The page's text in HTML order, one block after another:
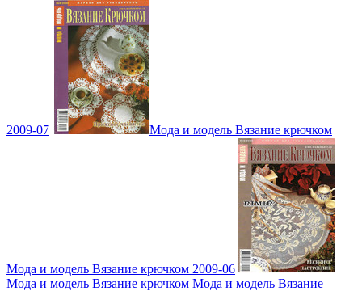
2009-07 Мода и модель Вязание крючком
Мода и модель Вязание крючком 2009-06
Мода и модель Вязание крючком Мода и модель Вязание